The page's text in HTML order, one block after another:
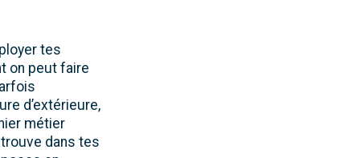
tes
on peut faire
d’extérieure,
métier
dans tes